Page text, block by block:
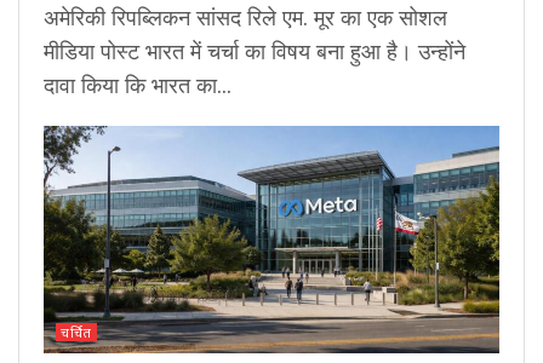
अमेरिकी रिपब्लिकन सांसद रिले एम. मूर का एक सोशल
मीडिया पोस्ट भारत में चर्चा का विषय बना हुआ है। उन्होंने
दावा किया कि भारत का...
चर्चित